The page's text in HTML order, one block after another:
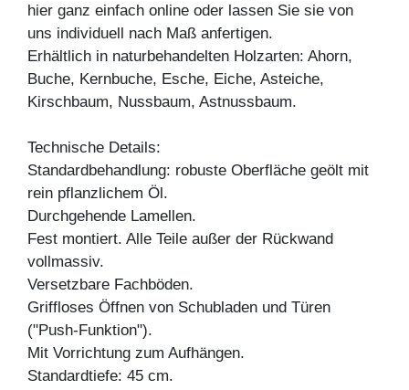
hier ganz einfach online oder lassen Sie sie von
uns individuell nach Maß anfertigen.
Erhältlich in naturbehandelten Holzarten: Ahorn,
Buche, Kernbuche, Esche, Eiche, Asteiche,
Kirschbaum, Nussbaum, Astnussbaum.
Technische Details:
Standardbehandlung: robuste Oberfläche geölt mit
rein pflanzlichem Öl.
Durchgehende Lamellen.
Fest montiert. Alle Teile außer der Rückwand
vollmassiv.
Versetzbare Fachböden.
Griffloses Öffnen von Schubladen und Türen
("Push-Funktion").
Mit Vorrichtung zum Aufhängen.
Standardtiefe: 45 cm.